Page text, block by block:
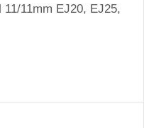
11mm EJ20, EJ25,